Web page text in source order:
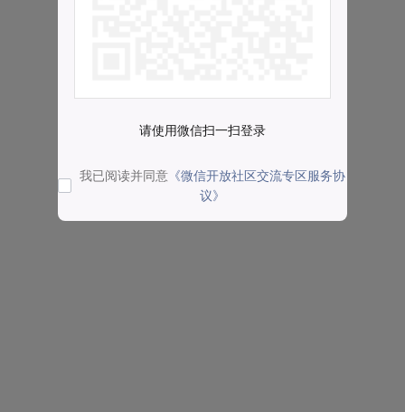
请使用微信扫一扫登录
我已阅读并同意 《微信开放社区交流专区服务协
议》